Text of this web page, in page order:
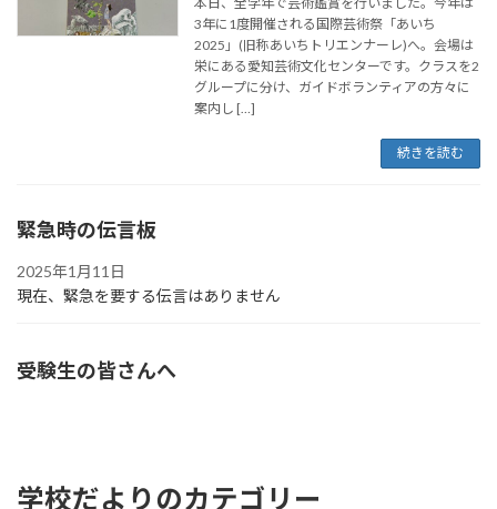
3年に1度開催される国際芸術祭「あいち
2025」(旧称あいちトリエンナーレ)へ。会場は
栄にある愛知芸術文化センターです。クラスを2
グループに分け、ガイドボランティアの方々に
案内し […]
続きを読む
緊急時の伝言板
2025年1月11日
現在、緊急を要する伝言はありません
受験生の皆さんへ
学校だよりのカテゴリー